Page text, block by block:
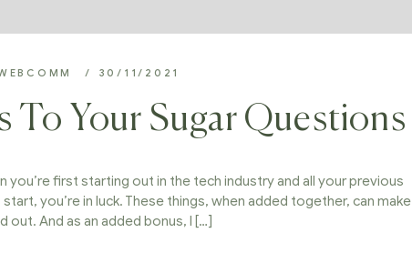
30/11/2021
To Your Sugar Questions
first starting out in the tech industry and all your previous
you’re in luck. These things, when added together, can make
And as an added bonus, I […]